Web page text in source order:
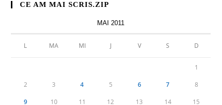
CE AM MAI SCRIS.ZIP
MAI 2011
L MA MI J V S D
1
2 3 4 5 6 7 8
9 10 11 12 13 14 15